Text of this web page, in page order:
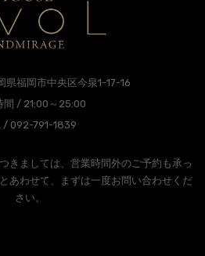
県福岡市中央区今泉1-17-16
間 / 21:00～25:00
/ 092-791-1839
きましては、営業時間外のご予約も承っ
あわせて、まずは一度お問い合わせくだ
さい。